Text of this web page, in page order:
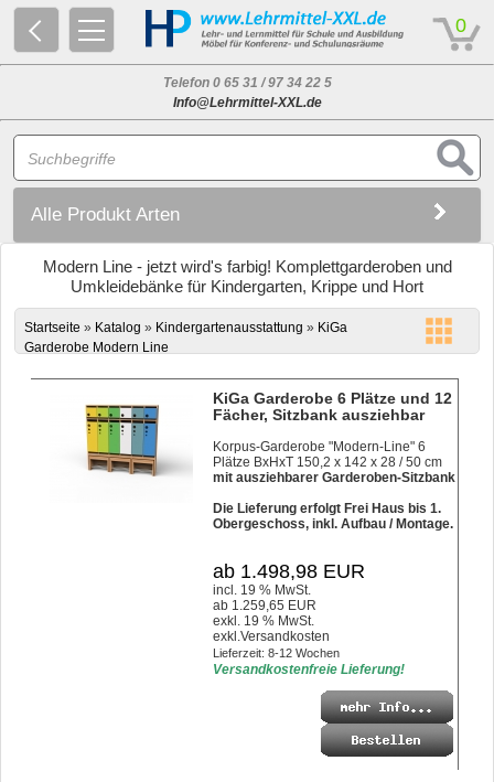
0
Telefon 0 65 31 / 97 34 22 5
Info@Lehrmittel-XXL.de
Alle Produkt Arten
Modern Line - jetzt wird's farbig! Komplettgarderoben und
Umkleidebänke für Kindergarten, Krippe und Hort
Startseite » Katalog » Kindergartenausstattung » KiGa
Garderobe Modern Line
KiGa Garderobe 6 Plätze und 12
Fächer, Sitzbank ausziehbar
Korpus-Garderobe "Modern-Line" 6
Plätze BxHxT 150,2 x 142 x 28 / 50 cm
mit ausziehbarer Garderoben-Sitzbank
Die Lieferung erfolgt Frei Haus bis 1.
Obergeschoss, inkl. Aufbau / Montage.
ab 1.498,98 EUR
incl. 19 % MwSt.
ab 1.259,65 EUR
exkl. 19 % MwSt.
exkl.Versandkosten
Lieferzeit: 8-12 Wochen
Versandkostenfreie Lieferung!
© 2026 - Based on eCommerce Engine xt:Commerce Shopsoftware